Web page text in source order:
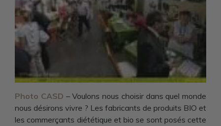
Photo CASD – Voulons nous choisir dans quel monde
nous désirons vivre ? Les fabricants de produits BIO et
les commerçants diététique et bio se sont posés cette